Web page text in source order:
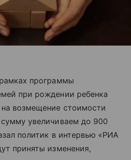
программы
при рождении ребенка
возмещение стоимости
увеличиваем до 900
политик в интервью «РИА
приняты изменения,